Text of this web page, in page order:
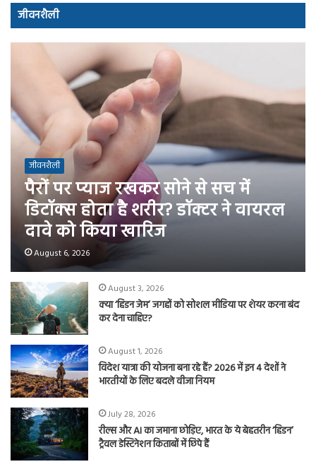
जीवनशैली
जीवनशैली
पैरों पर प्याज रखकर सोने से सच में
डिटॉक्स होता है शरीर? डॉक्टर ने वायरल
दावे को किया खारिज
August 6, 2026
August 3, 2026
क्या ‘हिडन जेम’ जगहों को सोशल मीडिया पर शेयर करना बंद
कर देना चाहिए?
August 1, 2026
विदेश यात्रा की योजना बना रहे हैं? 2026 में इन 4 देशों ने
भारतीयों के लिए बदले वीजा नियम
July 28, 2026
रील्स और AI का जमाना छोड़िए, भारत के ये बेहतरीन ‘हिडन’
ट्रैवल डेस्टिनेशन किताबों में छिपे हैं